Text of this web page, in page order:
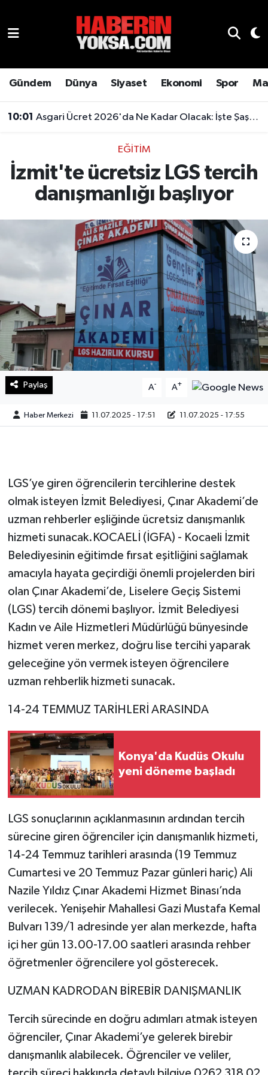
Gündem Dünya Siyaset Ekonomi Spor
10:01 Asgari Ücret 2026'da Ne Kadar Olacak: İşte Şaşırtan Rakam
EĞITIM
İzmit'te ücretsiz LGS tercih
danışmanlığı başlıyor
Paylaş A- A+
Haber Merkezi 11.07.2025 - 17:51 11.07.2025 - 17:55
LGS’ye giren öğrencilerin tercihlerine destek
olmak isteyen İzmit Belediyesi, Çınar Akademi’de
uzman rehberler eşliğinde ücretsiz danışmanlık
hizmeti sunacak.KOCAELİ (İGFA) - Kocaeli İzmit
Belediyesinin eğitimde fırsat eşitliğini sağlamak
amacıyla hayata geçirdiği önemli projelerden biri
olan Çınar Akademi’de, Liselere Geçiş Sistemi
(LGS) tercih dönemi başlıyor. İzmit Belediyesi
Kadın ve Aile Hizmetleri Müdürlüğü bünyesinde
hizmet veren merkez, doğru lise tercihi yaparak
geleceğine yön vermek isteyen öğrencilere
uzman rehberlik hizmeti sunacak.
14-24 TEMMUZ TARİHLERİ ARASINDA
Konya'da Kudüs Okulu
yeni döneme başladı
LGS sonuçlarının açıklanmasının ardından tercih
sürecine giren öğrenciler için danışmanlık hizmeti,
14-24 Temmuz tarihleri arasında (19 Temmuz
Cumartesi ve 20 Temmuz Pazar günleri hariç) Ali
Nazile Yıldız Çınar Akademi Hizmet Binası’nda
verilecek. Yenişehir Mahallesi Gazi Mustafa Kemal
Bulvarı 139/1 adresinde yer alan merkezde, hafta
içi her gün 13.00-17.00 saatleri arasında rehber
öğretmenler öğrencilere yol gösterecek.
UZMAN KADRODAN BİREBİR DANIŞMANLIK
Tercih sürecinde en doğru adımları atmak isteyen
öğrenciler, Çınar Akademi’ye gelerek birebir
danışmanlık alabilecek. Öğrenciler ve veliler,
Genel
Gündem
Magazin
Otomobil
Teknoloji
Yaşam
Hava Durumu
Son Dakika Haberleri
Haber Arşivi